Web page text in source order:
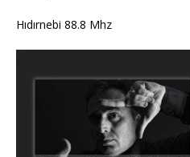
Hıdırnebi 88.8 Mhz